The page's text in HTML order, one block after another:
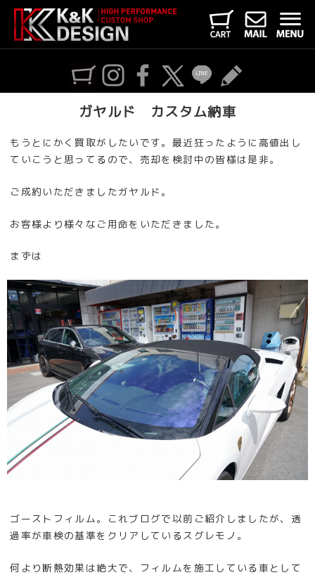
ガヤルド カスタム納車
もうとにかく買取がしたいです。最近狂ったように高値出し
ていこうと思ってるので、売却を検討中の皆様は是非。
ご成約いただきましたガヤルド。
お客様より様々なご用命をいただきました。
まずは
ゴーストフィルム。これブログで以前ご紹介しましたが、透
過率が車検の基準をクリアしているスグレモノ。
何より断熱効果は絶大で、フィルムを施工している車として